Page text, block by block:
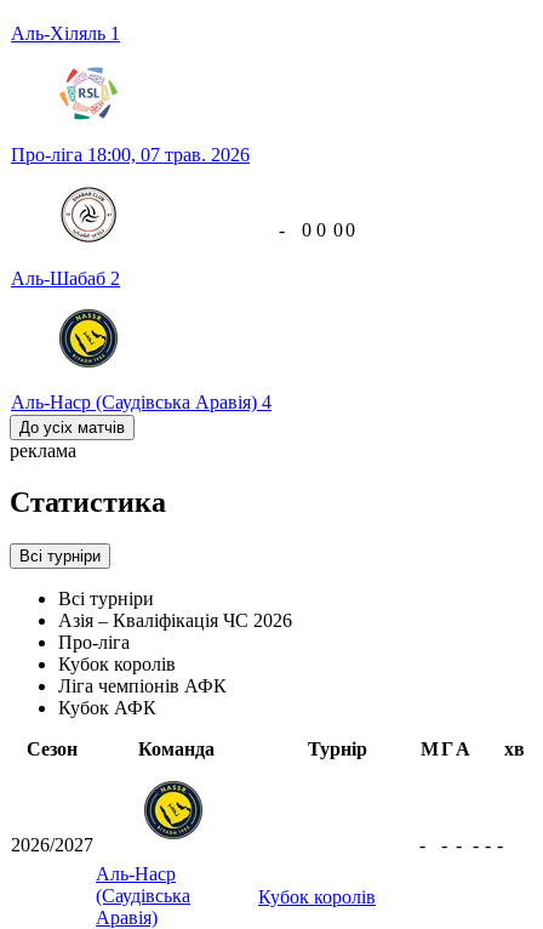
Аль-Хіляль 1
Про-ліга 18:00, 07 трав. 2026
Аль-Шабаб 2
Аль-Наср (Саудівська Аравія) 4
- 0 0 00
До усіх матчів
реклама
Статистика
Всі турніри
Всі турніри
Азія – Кваліфікація ЧС 2026
Про-ліга
Кубок королів
Ліга чемпіонів АФК
Кубок АФК
Сезон
Команда Турнір МГА хв
2026/2027
Аль-Наср
(Саудівська
Аравія)
Кубок королів
- - - - - -